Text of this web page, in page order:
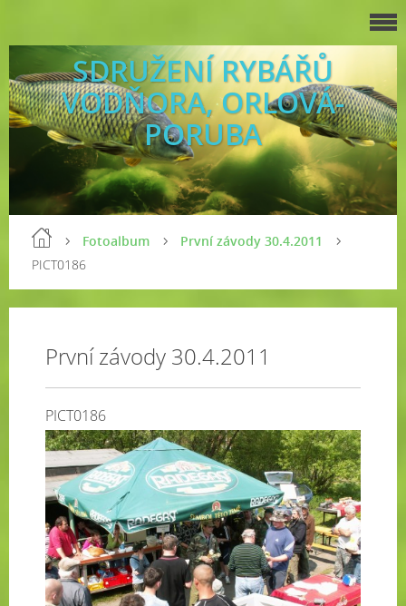
SDRUŽENÍ RYBÁŘŮ
VODŇORA, ORLOVÁ-
PORUBA
Fotoalbum
První závody 30.4.2011
PICT0186
První závody 30.4.2011
PICT0186